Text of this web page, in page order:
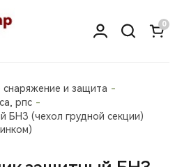
0
снаряжение и защита
рпс
БНЗ (чехол грудной секции)